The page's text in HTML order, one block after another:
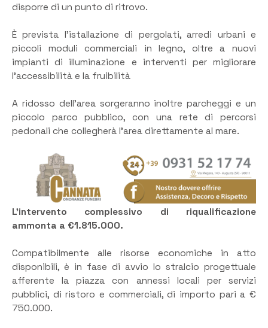
disporre di un punto di ritrovo.
È prevista l’istallazione di pergolati, arredi urbani e
piccoli moduli commerciali in legno, oltre a nuovi
impianti di illuminazione e interventi per migliorare
l’accessibilità e la fruibilità
A ridosso dell’area sorgeranno inoltre parcheggi e un
piccolo parco pubblico, con una rete di percorsi
pedonali che collegherà l’area direttamente al mare.
L’intervento complessivo di riqualificazione
ammonta a €1.815.000.
Compatibilmente alle risorse economiche in atto
disponibili, è in fase di avvio lo stralcio progettuale
afferente la piazza con annessi locali per servizi
pubblici, di ristoro e commerciali, di importo pari a €
750.000.